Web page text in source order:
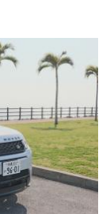
ハンドリング
ます。 市街地か
を味わえる一台
を演出したい方
して、このマセ
イタリアンラグ
ジュアリーSUVの世界を、ぜひご体感ください。